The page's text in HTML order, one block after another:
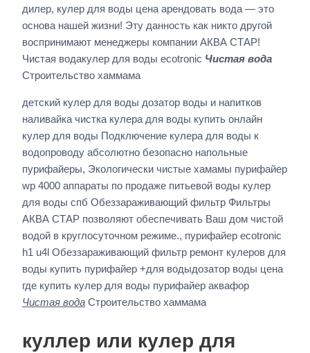
дилер, кулер для воды цена арендовать вода — это
основа нашей жизни! Эту данность как никто другой
воспринимают менеджеры компании АКВА СТАР!
Чистая водакулер для воды ecotronic Чистая вода
Строительство хаммама
детский кулер для воды дозатор воды и напитков
наливайка чистка кулера для воды купить онлайн
кулер для воды Подключение кулера для воды к
водопроводу абсолютно безопасно напольные
пурифайеры, Экологически чистые хамамы пурифайер
wp 4000 аппараты по продаже питьевой воды кулер
для воды спб Обеззараживающий фильтр Фильтры
АКВА СТАР позволяют обеспечивать Ваш дом чистой
водой в круглосуточном режиме., пурифайер ecotronic
h1 u4l Обеззараживающий фильтр ремонт кулеров для
воды купить пурифайер +для водыдозатор воды цена
где купить кулер для воды пурифайер аквафор
Чистая вода Строительство хаммама
куллер или кулер для